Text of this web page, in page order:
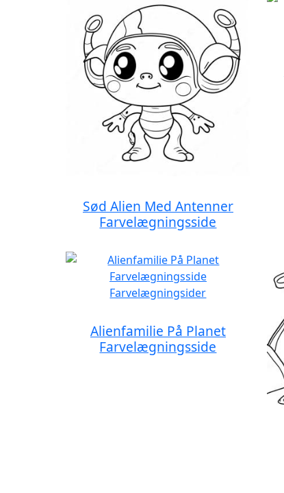
Sød Alien Med Antenner
Farvelægningsside
Alienfamilie På Planet
Farvelægningsside